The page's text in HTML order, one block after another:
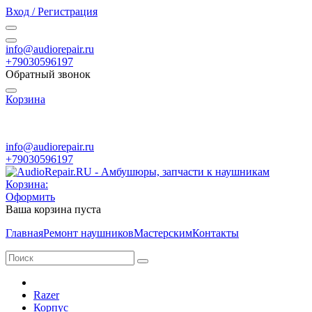
Вход / Регистрация
info@audiorepair.ru
+79030596197
Обратный звонок
Корзина
info@audiorepair.ru
+79030596197
Корзина:
Оформить
Ваша корзина пуста
ГлавнаяРемонт наушниковМастерскимКонтакты
Razer
Корпус